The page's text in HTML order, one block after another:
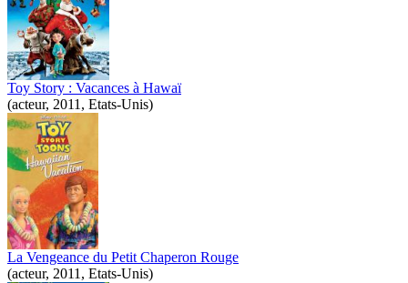
Toy Story : Vacances à Hawaï
(acteur, 2011, Etats-Unis)
La Vengeance du Petit Chaperon Rouge
(acteur, 2011, Etats-Unis)